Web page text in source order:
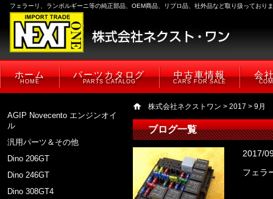
フェラーリ、ランボルギーニ等の純正部品、OEM商品、リプロ品、社外品など取り扱っており
ホーム
HOME
パーツカタログ
PARTS CATALOG
中古車情報
CARS FOR SALE
会
AGIP Novecento エンジンオイ
ル
汎用パーツ＆その他
Dino 206GT
Dino 246GT
Dino 308GT4
株式会社ネクストワン > 2017 > 9月
ブログ一覧
2017/
フェラ